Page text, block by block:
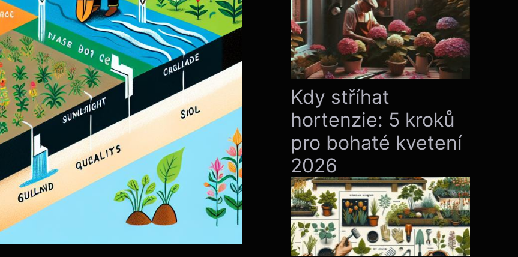
Kdy stříhat
hortenzie: 5 kroků
pro bohaté kvetení
2026